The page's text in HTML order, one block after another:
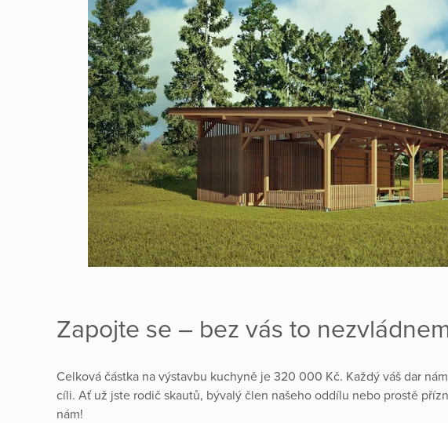
Zapojte se – bez vás to
Celková částka na výstavbu kuchyně je 320 000 Kč. Každý váš dar
cíli. Ať už jste rodič skautů, bývalý člen našeho oddílu nebo prostě
nám!